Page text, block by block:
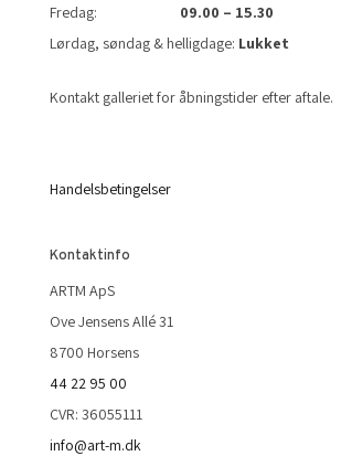
Fredag: 09.00 – 15.30
Lørdag, søndag & helligdage: Lukket
Kontakt galleriet for åbningstider efter aftale.
Handelsbetingelser
Kontaktinfo
ARTM ApS
Ove Jensens Allé 31
8700 Horsens
44 22 95 00
CVR: 36055111
info@art-m.dk